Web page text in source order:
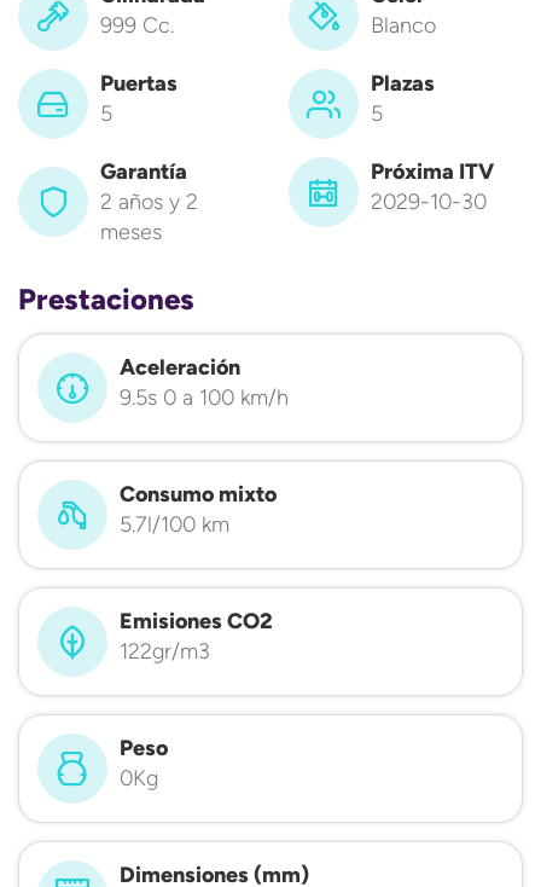
999 Cc.
Blanco
Puertas
5
Plazas
5
Garantía
2 años y 2
meses
Próxima ITV
2029-10-30
Prestaciones
Aceleración
9.5s 0 a 100 km/h
Consumo mixto
5.7l/100 km
Emisiones CO2
122gr/m3
Peso
0Kg
Dimensiones (mm)